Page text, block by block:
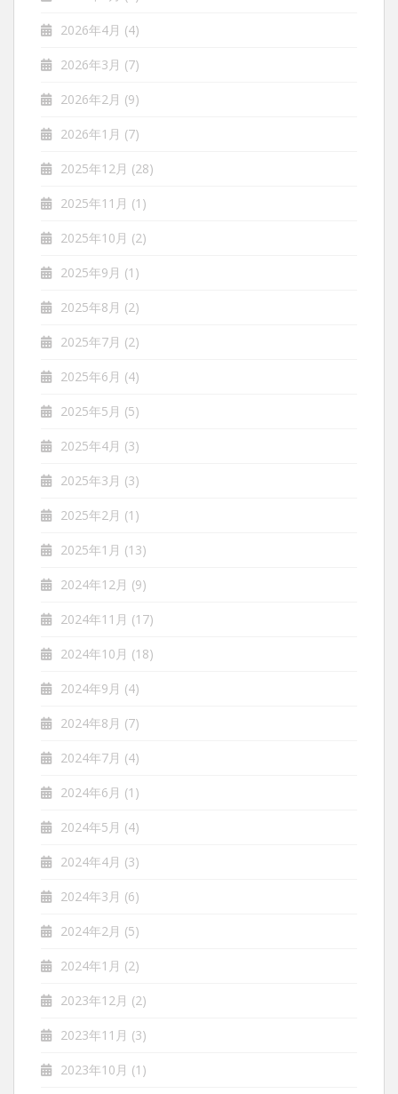
2026年4月 (4)
2026年3月 (7)
2026年2月 (9)
2026年1月 (7)
2025年12月 (28)
2025年11月 (1)
2025年10月 (2)
2025年9月 (1)
2025年8月 (2)
2025年7月 (2)
2025年6月 (4)
2025年5月 (5)
2025年4月 (3)
2025年3月 (3)
2025年2月 (1)
2025年1月 (13)
2024年12月 (9)
2024年11月 (17)
2024年10月 (18)
2024年9月 (4)
2024年8月 (7)
2024年7月 (4)
2024年6月 (1)
2024年5月 (4)
2024年4月 (3)
2024年3月 (6)
2024年2月 (5)
2024年1月 (2)
2023年12月 (2)
2023年11月 (3)
2023年10月 (1)